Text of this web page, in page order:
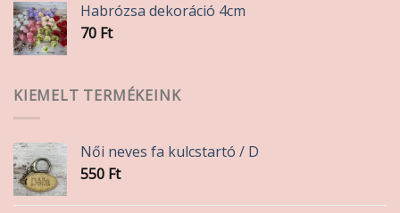
Habrózsa dekoráció 4cm
70 Ft
KIEMELT TERMÉKEINK
Női neves fa kulcstartó / D
550 Ft